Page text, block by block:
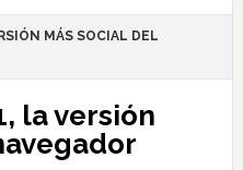
MÁS SOCIAL DEL
la versión